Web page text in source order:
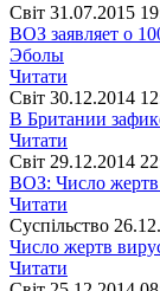
Свiт 31.07.2015
ВОЗ заявляет о
Эболы
Читати
Свiт 30.12.2014
В Британии
Читати
Свiт 29.12.2014
ВОЗ: Число жертв
Читати
Суспiльство
Число жертв
Читати